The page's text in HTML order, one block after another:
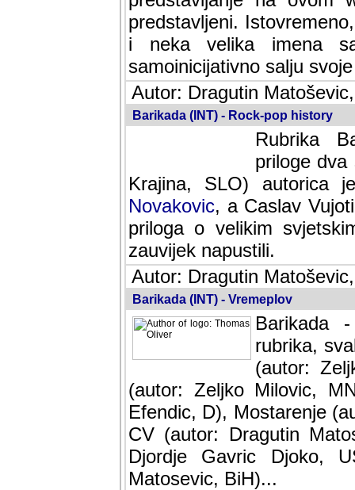
predstavljeni.
i neka velika imena
samoinicijativno salju
Autor: Dragutin
Barikada (INT) - Rock-pop history
Rubrika
priloge dva
Krajina, SLO) autorica
Novakovic, a Caslav
priloga o velikim
zauvijek napustili.
Autor: Dragutin
Barikada (INT) - Vremeplov
Barikada
rubrika,
(autor:
(autor: Zeljko Milovic,
Efendic, D), Mostarenje
CV (autor: Dragutin
Djordje Gavric Djoko,
Matosevic, BiH)...